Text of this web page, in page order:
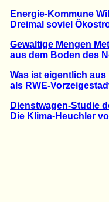
Energie-Kommune
Dreimal soviel
Gewaltige Mengen
aus dem Boden des
Was ist eigentlich aus
als RWE-
Dienstwagen-Studie
Die Klima-Heuchler